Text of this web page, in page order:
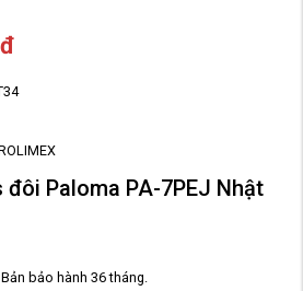
đ
đôi Paloma PA-7PEJ Nhật
bảo hành 36 tháng.